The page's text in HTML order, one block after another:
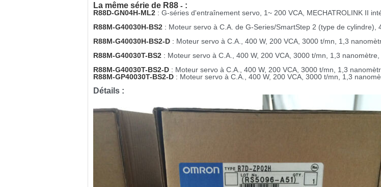
La même série de R88 - :
R88D-GN04H-ML2 : G-séries d'entraînement servo, 1~ 200 VCA, MECHATROLINK II
R88M-G40030H-BS2 : Moteur servo à C.A. de G-Series/SmartStep 2 (type de
R88M-G40030H-BS2-D : Moteur servo à C.A., 400 W, 200 VCA, 3000 t/mn, 1,3
R88M-G40030T-BS2 : Moteur servo à C.A., 400 W, 200 VCA, 3000 t/mn, 1,3
R88M-G40030T-BS2-D : Moteur servo à C.A., 400 W, 200 VCA, 3000 t/mn, 1,3
R88M-GP40030T-BS2-D : Moteur servo à C.A., 400 W, 200 VCA, 3000 t/mn, 1,3
Détails :